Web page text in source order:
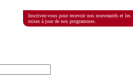
Inscrivez-vous pour recevoir nos nouveautés et les
mises à jour de nos programmes.